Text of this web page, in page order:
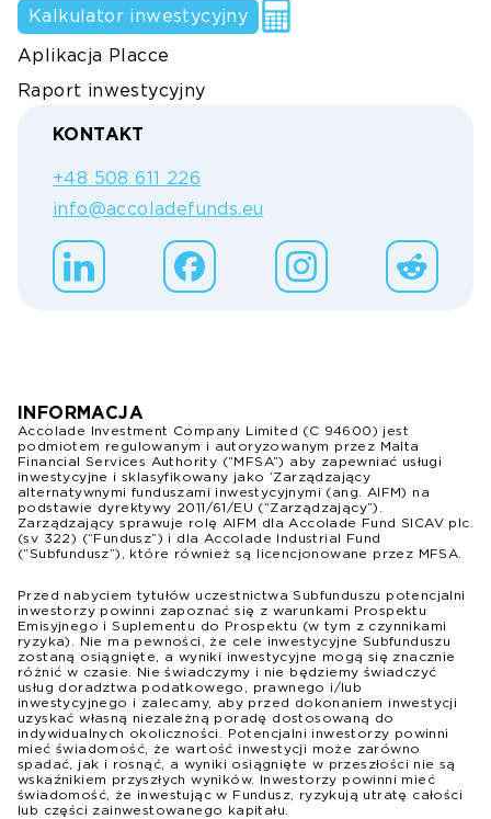
Kalkulator inwestycyjny
Aplikacja Placce
Raport inwestycyjny
KONTAKT
+48 508 611 226
info@accoladefunds.eu
INFORMACJA
Accolade Investment Company Limited (C 94600) jest
podmiotem regulowanym i autoryzowanym przez Malta
Financial Services Authority (“MFSA”) aby zapewniać usługi
inwestycyjne i sklasyfikowany jako ‘Zarządzający
alternatywnymi funduszami inwestycyjnymi (ang. AIFM) na
podstawie dyrektywy 2011/61/EU (“Zarządzający”).
Zarządzający sprawuje rolę AIFM dla Accolade Fund SICAV plc.
(sv 322) (“Fundusz”) i dla Accolade Industrial Fund
(“Subfundusz”), które również są licencjonowane przez MFSA.
Przed nabyciem tytułów uczestnictwa Subfunduszu potencjalni
inwestorzy powinni zapoznać się z warunkami Prospektu
Emisyjnego i Suplementu do Prospektu (w tym z czynnikami
ryzyka). Nie ma pewności, że cele inwestycyjne Subfunduszu
zostaną osiągnięte, a wyniki inwestycyjne mogą się znacznie
różnić w czasie. Nie świadczymy i nie będziemy świadczyć
usług doradztwa podatkowego, prawnego i/lub
inwestycyjnego i zalecamy, aby przed dokonaniem inwestycji
uzyskać własną niezależną poradę dostosowaną do
indywidualnych okoliczności. Potencjalni inwestorzy powinni
mieć świadomość, że wartość inwestycji może zarówno
spadać, jak i rosnąć, a wyniki osiągnięte w przeszłości nie są
wskaźnikiem przyszłych wyników. Inwestorzy powinni mieć
świadomość, że inwestując w Fundusz, ryzykują utratę całości
lub części zainwestowanego kapitału.